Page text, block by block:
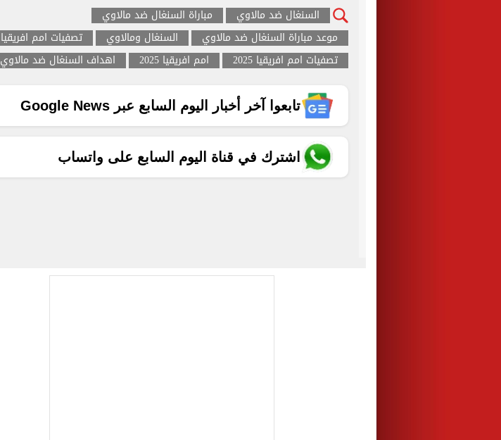
السنغال ضد مالاوي
مباراة السنغال ضد مالاوي
موعد مباراة السنغال ضد مالاوي
السنغال ومالاوي
تصفيات امم افريقيا
تصفيات امم افريقيا 2025
امم افريقيا 2025 اهداف السنغال ضد مالاوي
تابعوا آخر أخبار اليوم السابع عبر Google News
اشترك في قناة اليوم السابع على واتساب